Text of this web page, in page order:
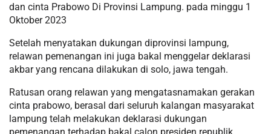
dan cinta Prabowo Di Provinsi Lampung. pada minggu 1
Oktober 2023
Setelah menyatakan dukungan diprovinsi lampung,
relawan pemenangan ini juga bakal menggelar deklarasi
akbar yang rencana dilakukan di solo, jawa tengah.
Ratusan orang relawan yang mengatasnamakan gerakan
cinta prabowo, berasal dari seluruh kalangan masyarakat
lampung telah melakukan deklarasi dukungan
pemenangan terhadap bakal calon presiden republik